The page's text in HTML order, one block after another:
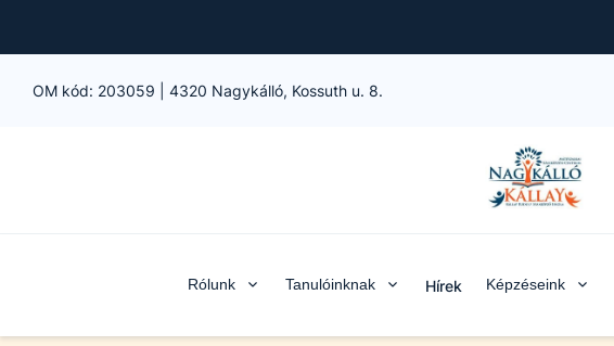
OM kód: 203059 4320 Nagykálló, Kossuth u. 8.
Rólunk Tanulóinknak Hírek Képzéseink